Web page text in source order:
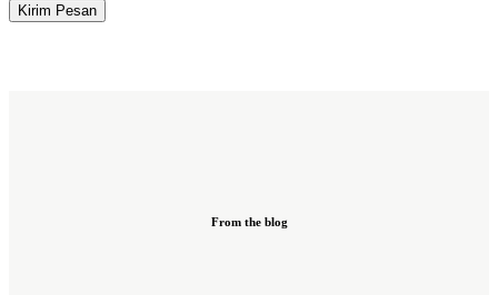
From the blog